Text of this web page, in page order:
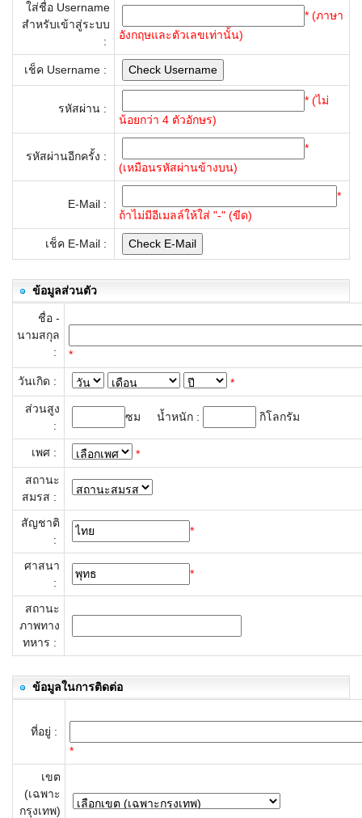
ใส่ชื่อ Username
สำหรับเข้าสู่ระบบ
:
* (ภาษา
อังกฤษและตัวเลขเท่านั้น)
เช็ค Username :
รหัสผ่าน :
* (ไม่
น้อยกว่า 4 ตัวอักษร)
รหัสผ่านอีกครั้ง :
*
(เหมือนรหัสผ่านข้างบน)
E-Mail :
*
ถ้าไม่มีอีเมลล์ให้ใส่ "-" (ขีด)
เช็ค E-Mail :
ข้อมูลส่วนตัว
ชื่อ -
นามสกุล
:
*
วันเกิด :
*
ส่วนสูง
:
ซม น้ำหนัก : กิโลกรัม
เพศ :
*
สถานะ
สมรส :
สัญชาติ
:
*
ศาสนา
:
*
สถานะ
ภาพทาง
ทหาร :
ข้อมูลในการติดต่อ
ที่อยู่ :
*
เขต
(เฉพาะ
กรุงเทพ)